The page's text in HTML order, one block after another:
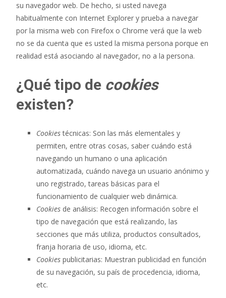
su navegador web. De hecho, si usted navega
habitualmente con Internet Explorer y prueba a navegar
por la misma web con Firefox o Chrome verá que la web
no se da cuenta que es usted la misma persona porque en
realidad está asociando al navegador, no a la persona.
¿Qué tipo de cookies
existen?
Cookiestécnicas: Son las más elementales y
permiten, entre otras cosas, saber cuándo está
navegando un humano o una aplicación
automatizada, cuándo navega un usuario anónimo y
uno registrado, tareas básicas para el
funcionamiento de cualquier web dinámica.
Cookies de análisis: Recogen información sobre el
tipo de navegación que está realizando, las
secciones que más utiliza, productos consultados,
franja horaria de uso, idioma, etc.
Cookies publicitarias: Muestran publicidad en función
de su navegación, su país de procedencia, idioma,
etc.